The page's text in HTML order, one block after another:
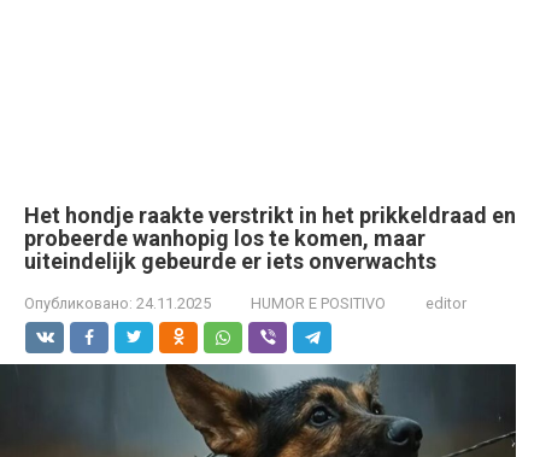
Het hondje raakte verstrikt in het prikkeldraad en
probeerde wanhopig los te komen, maar
uiteindelijk gebeurde er iets onverwachts
Опубликовано: 24.11.2025 HUMOR E POSITIVO editor